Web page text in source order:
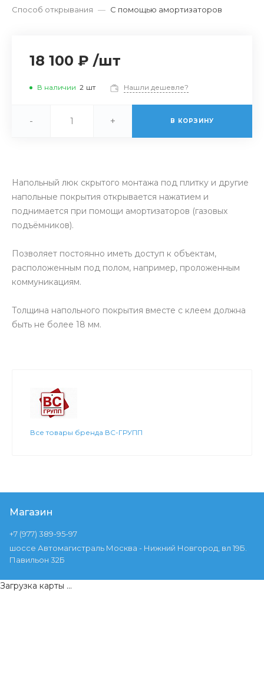
Способ открывания — С помощью амортизаторов
18 100 ₽ /шт
В наличии 2 шт Нашли дешевле?
- + В КОРЗИНУ
Напольный люк скрытого монтажа под плитку и другие
напольные покрытия открывается нажатием и
поднимается при помощи амортизаторов (газовых
подъёмников).
Позволяет постоянно иметь доступ к объектам,
расположенным под полом, например, проложенным
коммуникациям.
Толщина напольного покрытия вместе с клеем должна
быть не более 18 мм.
Все товары бренда ВС-ГРУПП
Магазин
+7 (977) 389-95-97
шоссе Автомагистраль Москва - Нижний Новгород, вл 19Б.
Павильон 32Б
Загрузка карты ...